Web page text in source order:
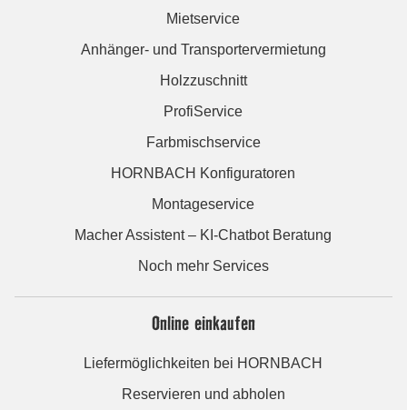
Mietservice
Anhänger- und Transportervermietung
Holzzuschnitt
ProfiService
Farbmischservice
HORNBACH Konfiguratoren
Montageservice
Macher Assistent – KI-Chatbot Beratung
Noch mehr Services
Online einkaufen
Liefermöglichkeiten bei HORNBACH
Reservieren und abholen